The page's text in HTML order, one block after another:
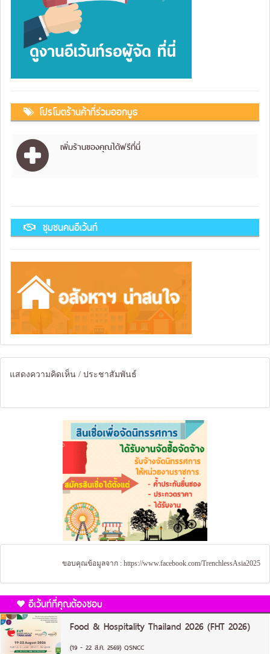
โปรโมตร้านค้าที่ร่วมออกบูธ
เพิ่มร้านของคุณได้ฟรีที่นี่
ชุมชนคนอีเว้นท์
แสดงความคิดเห็น / ประชาสัมพันธ์
ขอบคุณข้อมูลจาก : https://www.facebook.com/TrenchlessAsia2025
อีเว้นท์ที่คุณต้องชอบ
Food & Hospitality Thailand 2026 (FHT 2026)
(19 - 22 ส.ค. 2569) QSNCC